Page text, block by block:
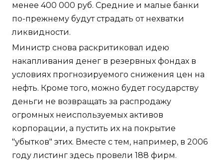
менее 400 000 руб. Средние и малые банки
по-прежнему будут страдать от нехватки
ликвидности.
Министр снова раскритиковал идею
накапливания денег в резервных фондах в
условиях прогнозируемого снижения цен на
нефть. Кроме того, можно будет государству
деньги не возвращать за распродажу
огромных неиспользуемых активов
корпорации, а пустить их на покрытие
"убытков" этих. Вместе с тем, например, в 2006
году листинг здесь провели 188 фирм.